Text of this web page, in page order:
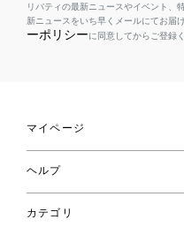
リバティの最新ニュースやイベント、
新ニュースをいち早くメールにてお届
ーポリシーに同意してからご登録く
マイページ
ロイヤリティプログラム
パスワード再設定
ショッピングバッグ
ヘルプ
お問い合わせ
カテゴリ